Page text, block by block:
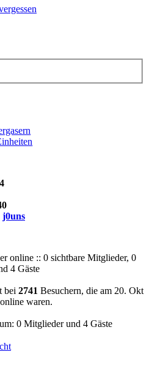
j0uns
online :: 0 sichtbare Mitglieder, 0
4 Gäste
bei 2741 Besuchern, die am 20. Okt
waren.
0 Mitglieder und 4 Gäste